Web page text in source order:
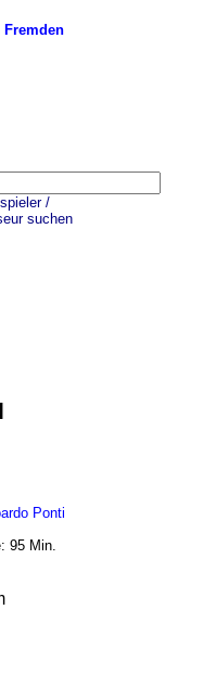
Fremden
/
suchen
Ponti
95 Min.